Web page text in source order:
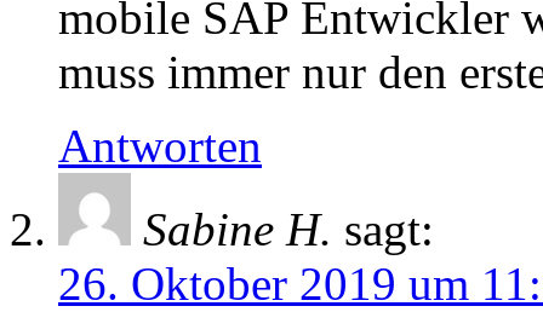
mobile SAP Entwickler
muss immer nur den
Antworten
Sabine H. sagt:
26. Oktober 2019 um